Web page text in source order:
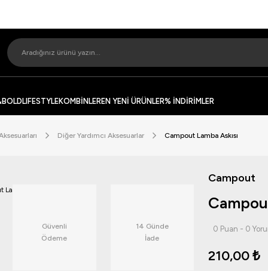
LIFESTYLEKOMBİNLEREN YENİ ÜRÜNLER% İNDİRİMLER
Diğer Yardımcı Aksesuarlar Campout Lamba Askısı
Güvenli
Ödeme
14 Günde
İade
Campout
0 Puan - 0
210,00 ₺